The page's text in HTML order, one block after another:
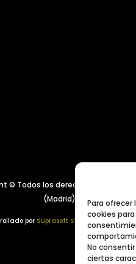
Para
cookies
No
ciertas
© Todos los derechos reservados.
(Madrid), España
por Suprasoft sl